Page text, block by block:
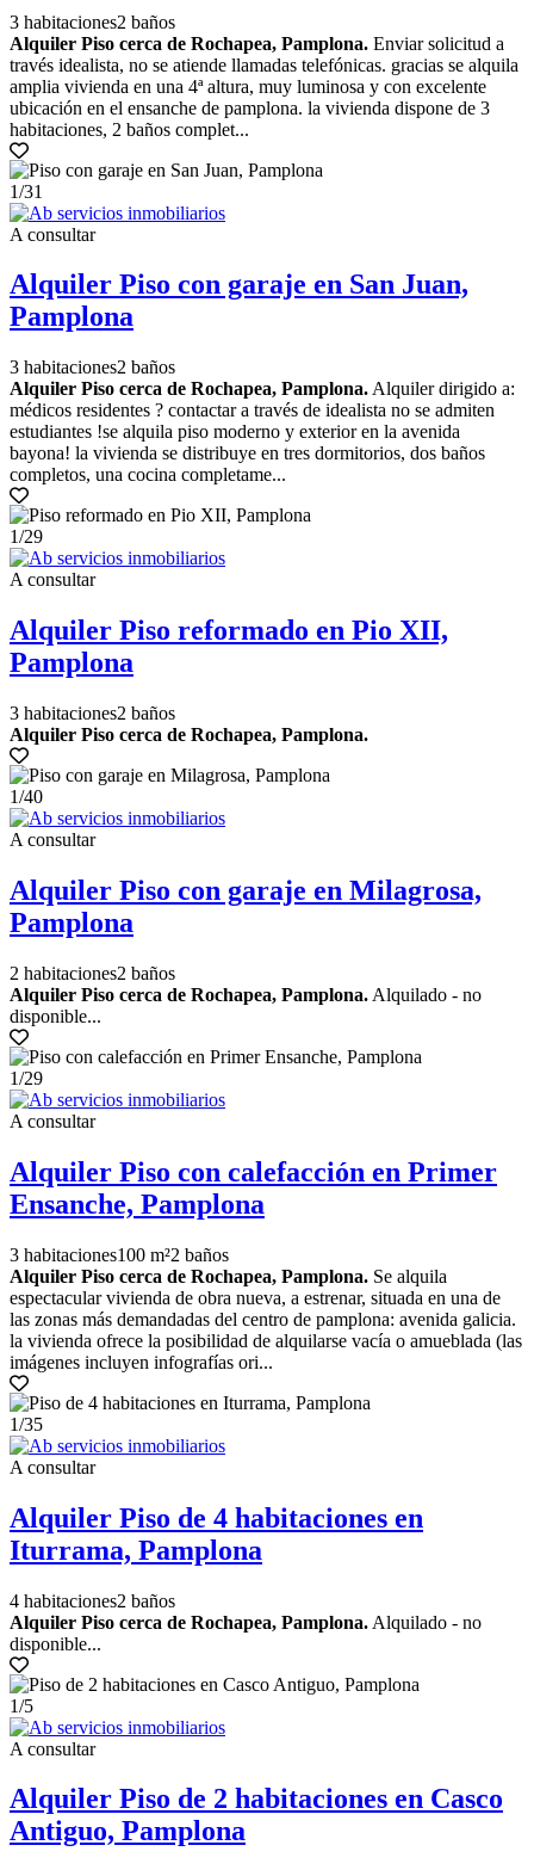
3 habitaciones2 baños
Alquiler Piso cerca de Rochapea, Pamplona. Enviar solicitud a
través idealista, no se atiende llamadas telefónicas. gracias se alquila
amplia vivienda en una 4ª altura, muy luminosa y con excelente
ubicación en el ensanche de pamplona. la vivienda dispone de 3
habitaciones, 2 baños complet...
1/31
A consultar
Alquiler Piso con garaje en San Juan,
Pamplona
3 habitaciones2 baños
Alquiler Piso cerca de Rochapea, Pamplona. Alquiler dirigido a:
médicos residentes ? contactar a través de idealista no se admiten
estudiantes !se alquila piso moderno y exterior en la avenida
bayona! la vivienda se distribuye en tres dormitorios, dos baños
completos, una cocina completame...
1/29
A consultar
Alquiler Piso reformado en Pio XII,
Pamplona
3 habitaciones2 baños
Alquiler Piso cerca de Rochapea, Pamplona.
1/40
A consultar
Alquiler Piso con garaje en Milagrosa,
Pamplona
2 habitaciones2 baños
Alquiler Piso cerca de Rochapea, Pamplona. Alquilado - no
disponible...
1/29
A consultar
Alquiler Piso con calefacción en Primer
Ensanche, Pamplona
3 habitaciones100 m²2 baños
Alquiler Piso cerca de Rochapea, Pamplona. Se alquila
espectacular vivienda de obra nueva, a estrenar, situada en una de
las zonas más demandadas del centro de pamplona: avenida galicia.
la vivienda ofrece la posibilidad de alquilarse vacía o amueblada (las
imágenes incluyen infografías ori...
1/35
A consultar
Alquiler Piso de 4 habitaciones en
Iturrama, Pamplona
4 habitaciones2 baños
Alquiler Piso cerca de Rochapea, Pamplona. Alquilado - no
disponible...
1/5
A consultar
Alquiler Piso de 2 habitaciones en Casco
Antiguo, Pamplona